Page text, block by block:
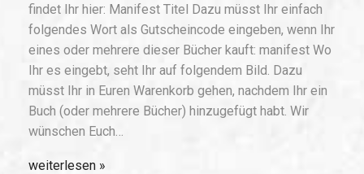
findet Ihr hier: Manifest Titel Dazu müsst Ihr einfach
folgendes Wort als Gutscheincode eingeben, wenn Ihr
eines oder mehrere dieser Bücher kauft: manifest Wo
Ihr es eingebt, seht Ihr auf folgendem Bild. Dazu
müsst Ihr in Euren Warenkorb gehen, nachdem Ihr ein
Buch (oder mehrere Bücher) hinzugefügt habt. Wir
wünschen Euch…
weiterlesen